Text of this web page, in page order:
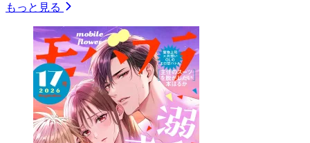
もっと見る